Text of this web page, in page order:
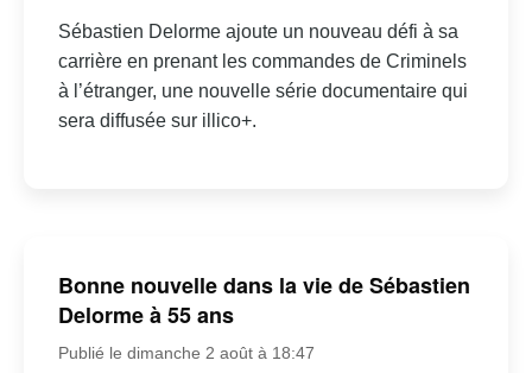
Sébastien Delorme ajoute un nouveau défi à sa
carrière en prenant les commandes de Criminels
à l’étranger, une nouvelle série documentaire qui
sera diffusée sur illico+.
Bonne nouvelle dans la vie de Sébastien
Delorme à 55 ans
Publié le dimanche 2 août à 18:47